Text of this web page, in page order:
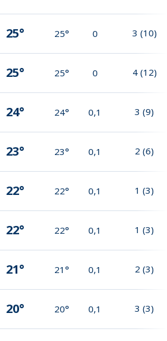
25° 25° 0 3 (10)
25° 25° 0 4 (12)
24° 24° 0,1 3 (9)
23° 23° 0,1 2 (6)
22° 22° 0,1 1 (3)
22° 22° 0,1 1 (3)
21° 21° 0,1 2 (3)
20° 20° 0,1 3 (3)